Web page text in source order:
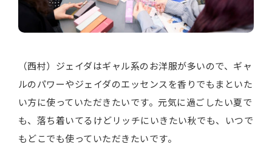
（西村）ジェイダはギャル系のお洋服が多いので、ギャ
ルのパワーやジェイダのエッセンスを香りでもまといた
い方に使っていただきたいです。元気に過ごしたい夏で
も、落ち着いてるけどリッチにいきたい秋でも、いつで
もどこでも使っていただきたいです。